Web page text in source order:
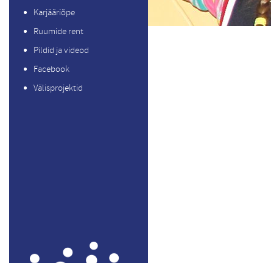
Karjääriõpe
Ruumide rent
Pildid ja videod
Facebook
Välisprojektid